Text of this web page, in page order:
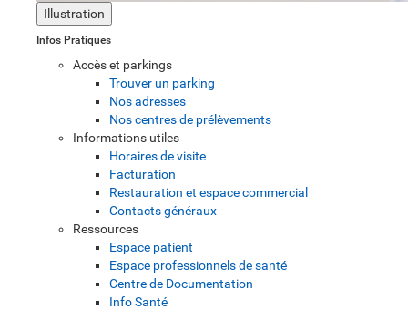
Illustration
Infos Pratiques
Accès et parkings
Trouver un parking
Nos adresses
Nos centres de prélèvements
Informations utiles
Horaires de visite
Facturation
Restauration et espace commercial
Contacts généraux
Ressources
Espace patient
Espace professionnels de santé
Centre de Documentation
Info Santé